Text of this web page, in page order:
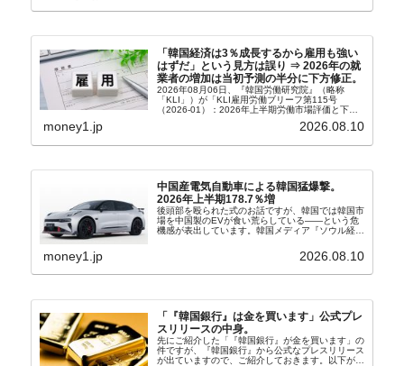
「韓国経済は3％成長するから雇用も強い
はずだ」という見方は誤り ⇒ 2026年の就
業者の増加は当初予測の半分に下方修正。
2026年08月06日、『韓国労働研究院』（略称
「KLI」）が「KLI雇用労働ブリーフ第115号
（2026-01）：2026年上半期労働市場評価と下半
度もご紹介していますが、政府が何よりも大...
money1.jp 2026.08.10
中国産電気自動車による韓国猛爆撃。
2026年上半期178.7％増
後頭部を殴られた式のお話ですが、韓国では韓国市
場を中国製のEVが食い荒らしている――という危
機感が表出しています。韓国メディア『ソウル経
ルは「中国EVの大攻勢…東風もプジョーと手を組
money1.jp 2026.08.10
「『韓国銀行』は金を買います」公式プレ
スリリースの中身。
先にご紹介した「『韓国銀行』が金を買います」の
件ですが、『韓国銀行』から公式なプレスリリース
が出ていますので、ご紹介しておきます。以下が全